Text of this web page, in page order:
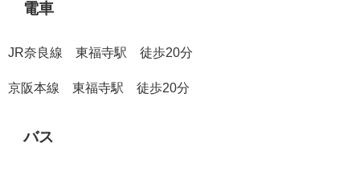
電車
JR奈良線 東福寺駅 徒歩20分
京阪本線 東福寺駅 徒歩20分
バス